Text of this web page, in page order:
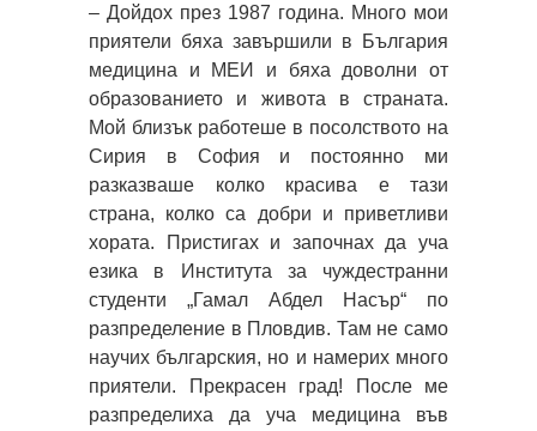
– Дойдох през 1987 година. Много мои
приятели бяха завършили в България
медицина и МЕИ и бяха доволни от
образованието и живота в страната.
Мой близък работеше в посолството на
Сирия в София и постоянно ми
разказваше колко красива е тази
страна, колко са добри и приветливи
хората. Пристигах и започнах да уча
езика в Института за чуждестранни
студенти „Гамал Абдел Насър“ по
разпределение в Пловдив. Там не само
научих българския, но и намерих много
приятели. Прекрасен град! После ме
разпределиха да уча медицина във